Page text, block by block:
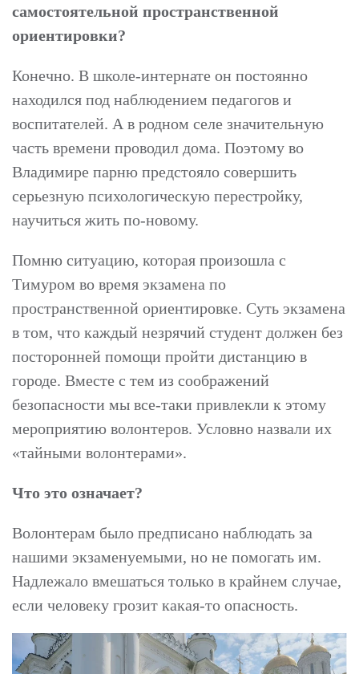
самостоятельной пространственной
ориентировки?
Конечно. В школе-интернате он постоянно
находился под наблюдением педагогов и
воспитателей. А в родном селе значительную
часть времени проводил дома. Поэтому во
Владимире парню предстояло совершить
серьезную психологическую перестройку,
научиться жить по-новому.
Помню ситуацию, которая произошла с
Тимуром во время экзамена по
пространственной ориентировке. Суть экзамена
в том, что каждый незрячий студент должен без
посторонней помощи пройти дистанцию в
городе. Вместе с тем из соображений
безопасности мы все-таки привлекли к этому
мероприятию волонтеров. Условно назвали их
«тайными волонтерами».
Что это означает?
Волонтерам было предписано наблюдать за
нашими экзаменуемыми, но не помогать им.
Надлежало вмешаться только в крайнем случае,
если человеку грозит какая-то опасность.